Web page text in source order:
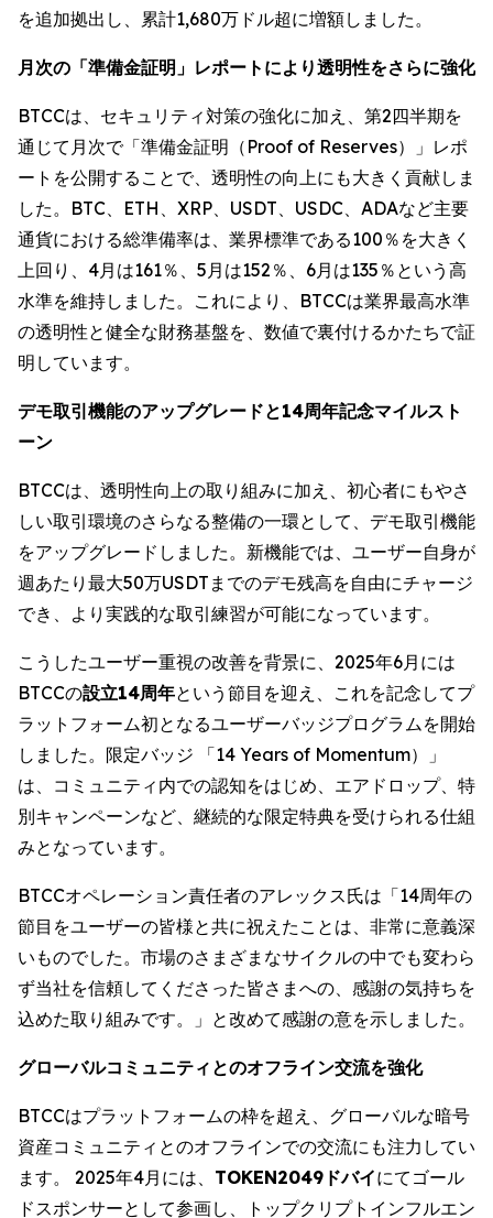
を追加拠出し、累計1,680万ドル超に増額しました。
月次の「準備金証明」レポートにより透明性をさらに強化
BTCCは、セキュリティ対策の強化に加え、第2四半期を
通じて月次で「準備金証明（Proof of Reserves）」レポ
ートを公開することで、透明性の向上にも大きく貢献しま
した。BTC、ETH、XRP、USDT、USDC、ADAなど主要
通貨における総準備率は、業界標準である100％を大きく
上回り、4月は161％、5月は152％、6月は135％という高
水準を維持しました。これにより、BTCCは業界最高水準
の透明性と健全な財務基盤を、数値で裏付けるかたちで証
明しています。
デモ取引機能のアップグレードと14周年記念マイルスト
ーン
BTCCは、透明性向上の取り組みに加え、初心者にもやさ
しい取引環境のさらなる整備の一環として、デモ取引機能
をアップグレードしました。新機能では、ユーザー自身が
週あたり最大50万USDTまでのデモ残高を自由にチャージ
でき、より実践的な取引練習が可能になっています。
こうしたユーザー重視の改善を背景に、2025年6月には
BTCCの設立14周年という節目を迎え、これを記念してプ
ラットフォーム初となるユーザーバッジプログラムを開始
しました。限定バッジ 「14 Years of Momentum）」
は、コミュニティ内での認知をはじめ、エアドロップ、特
別キャンペーンなど、継続的な限定特典を受けられる仕組
みとなっています。
BTCCオペレーション責任者のアレックス氏は「14周年の
節目をユーザーの皆様と共に祝えたことは、非常に意義深
いものでした。市場のさまざまなサイクルの中でも変わら
ず当社を信頼してくださった皆さまへの、感謝の気持ちを
込めた取り組みです。」と改めて感謝の意を示しました。
グローバルコミュニティとのオフライン交流を強化
BTCCはプラットフォームの枠を超え、グローバルな暗号
資産コミュニティとのオフラインでの交流にも注力してい
ます。 2025年4月には、 TOKEN2049ドバイにてゴール
ドスポンサーとして参画し、トップクリプトインフルエン